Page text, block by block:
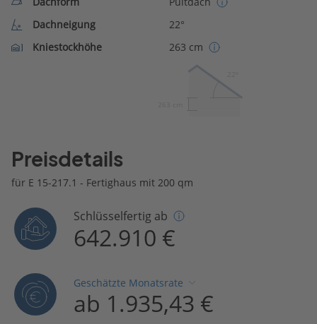
Dachneigung
22°
Kniestockhöhe
263 cm
Preisdetails
für E 15-217.1 - Fertighaus mit 200 qm
Schlüsselfertig ab
642.910 €
Geschätzte Monatsrate
ab 1.935,43 €